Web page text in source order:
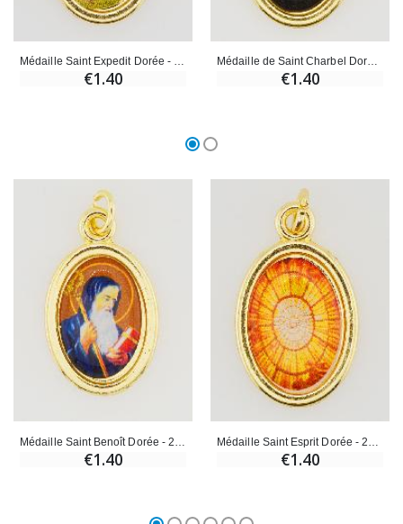
€1.40
Médaille de Saint Charbel Dorée - 25mm
€1.40
€1.40 €1.40